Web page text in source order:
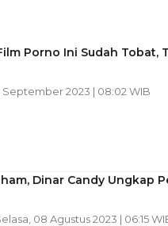
Porno Ini Sudah Tobat,
September 2023 | 08:02 WIB
Dinar Candy Ungkap
08 Agustus 2023 | 06:15